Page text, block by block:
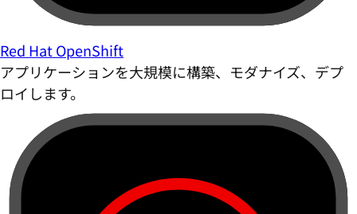
Red Hat OpenShift
アプリケーションを大規模に構築、モダナイズ、デプ
ロイします。